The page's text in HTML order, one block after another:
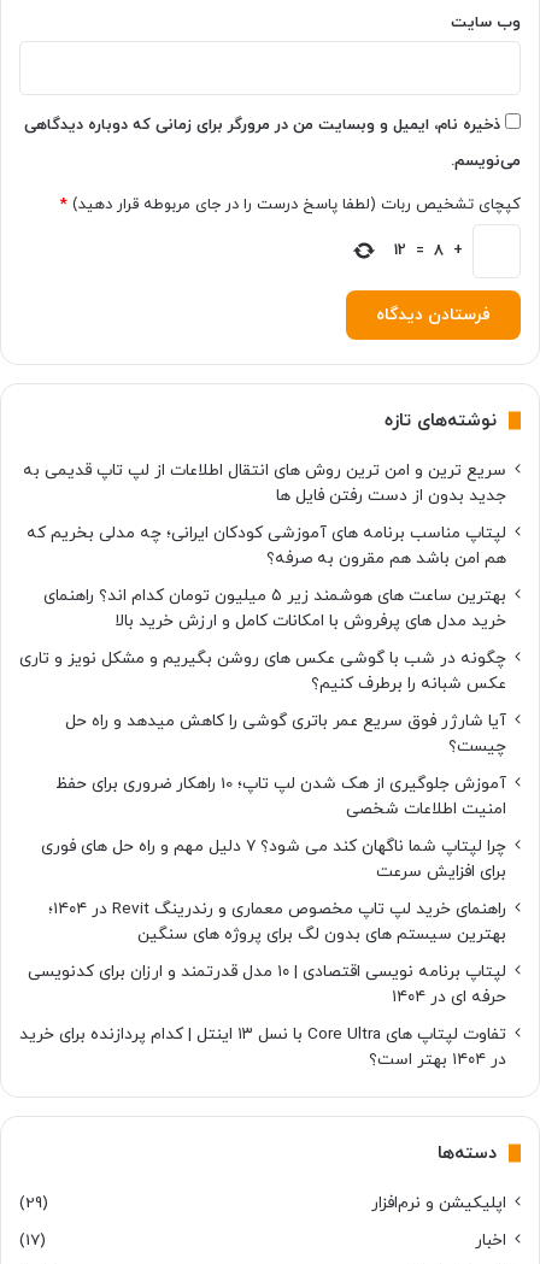
۰
۱
ت
و
ا
ن
وب‌ سایت
ذخیره نام، ایمیل و وبسایت من در مرورگر برای زمانی که دوباره دیدگاهی
می‌نویسم.
کپچای تشخیص ربات (لطفا پاسخ درست را در جای مربوطه قرار دهید) *
+
8
=
12
نوشته‌های تازه
سریع ترین و امن ترین روش های انتقال اطلاعات از لپ تاپ قدیمی به
جدید بدون از دست رفتن فایل ها
لپتاپ مناسب برنامه های آموزشی کودکان ایرانی؛ چه مدلی بخریم که
هم امن باشد هم مقرون به صرفه؟
بهترین ساعت های هوشمند زیر ۵ میلیون تومان کدام اند؟ راهنمای
خرید مدل های پرفروش با امکانات کامل و ارزش خرید بالا
چگونه در شب با گوشی عکس های روشن بگیریم و مشکل نویز و تاری
عکس شبانه را برطرف کنیم؟
آیا شارژر فوق سریع عمر باتری گوشی را کاهش میدهد و راه حل
چیست؟
آموزش جلوگیری از هک شدن لپ تاپ؛ 10 راهکار ضروری برای حفظ
امنیت اطلاعات شخصی
چرا لپتاپ شما ناگهان کند می شود؟ ۷ دلیل مهم و راه حل های فوری
برای افزایش سرعت
راهنمای خرید لپ تاپ مخصوص معماری و رندرینگ Revit در ۱۴۰۴؛
بهترین سیستم های بدون لگ برای پروژه های سنگین
لپتاپ برنامه نویسی اقتصادی | ۱۰ مدل قدرتمند و ارزان برای کدنویسی
حرفه ای در ۱۴۰۴
تفاوت لپتاپ های Core Ultra با نسل ۱۳ اینتل | کدام پردازنده برای خرید
در ۱۴۰۴ بهتر است؟
دسته‌ها
اپلیکیشن و نرم‌افزار
(29)
اخبار
(17)